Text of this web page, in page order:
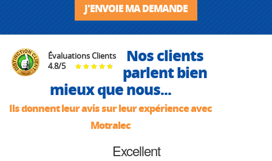
J'ENVOIE MA DEMANDE
Évaluations Clients
4.8/5
Nos clients
parlent bien
mieux que nous...
Ils donnent leur avis sur leur expérience avec
Motralec
Excellent